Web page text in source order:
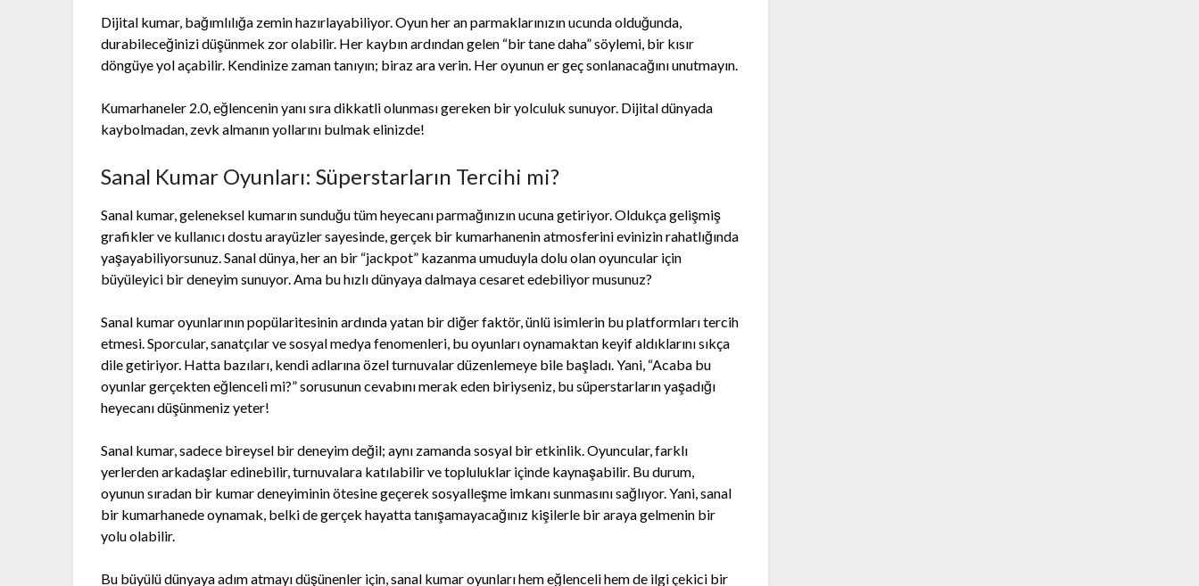
Dijital kumar, bağımlılığa zemin hazırlayabiliyor. Oyun her an parmaklarınızın ucunda olduğunda,
durabileceğinizi düşünmek zor olabilir. Her kaybın ardından gelen “bir tane daha” söylemi, bir kısır
döngüye yol açabilir. Kendinize zaman tanıyın; biraz ara verin. Her oyunun er geç sonlanacağını unutmayın.
Kumarhaneler 2.0, eğlencenin yanı sıra dikkatli olunması gereken bir yolculuk sunuyor. Dijital dünyada
kaybolmadan, zevk almanın yollarını bulmak elinizde!
Sanal Kumar Oyunları: Süperstarların Tercihi mi?
Sanal kumar, geleneksel kumarın sunduğu tüm heyecanı parmağınızın ucuna getiriyor. Oldukça gelişmiş
grafikler ve kullanıcı dostu arayüzler sayesinde, gerçek bir kumarhanenin atmosferini evinizin rahatlığında
yaşayabiliyorsunuz. Sanal dünya, her an bir “jackpot” kazanma umuduyla dolu olan oyuncular için
büyüleyici bir deneyim sunuyor. Ama bu hızlı dünyaya dalmaya cesaret edebiliyor musunuz?
Sanal kumar oyunlarının popülaritesinin ardında yatan bir diğer faktör, ünlü isimlerin bu platformları tercih
etmesi. Sporcular, sanatçılar ve sosyal medya fenomenleri, bu oyunları oynamaktan keyif aldıklarını sıkça
dile getiriyor. Hatta bazıları, kendi adlarına özel turnuvalar düzenlemeye bile başladı. Yani, “Acaba bu
oyunlar gerçekten eğlenceli mi?” sorusunun cevabını merak eden biriyseniz, bu süperstarların yaşadığı
heyecanı düşünmeniz yeter!
Sanal kumar, sadece bireysel bir deneyim değil; aynı zamanda sosyal bir etkinlik. Oyuncular, farklı
yerlerden arkadaşlar edinebilir, turnuvalara katılabilir ve topluluklar içinde kaynaşabilir. Bu durum,
oyunun sıradan bir kumar deneyiminin ötesine geçerek sosyalleşme imkanı sunmasını sağlıyor. Yani, sanal
bir kumarhanede oynamak, belki de gerçek hayatta tanışamayacağınız kişilerle bir araya gelmenin bir
yolu olabilir.
Bu büyülü dünyaya adım atmayı düşünenler için, sanal kumar oyunları hem eğlenceli hem de ilgi çekici bir